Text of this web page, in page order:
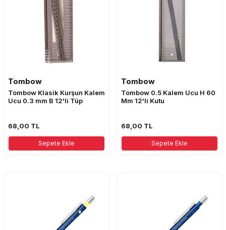
Tombow
Tombow Klasik Kurşun Kalem
Ucu 0.3 mm B 12'li Tüp
68,00 TL
Sepete Ekle
Tombow
Tombow 0.5 Kalem Ucu H 60
Mm 12'li Kutu
68,00 TL
Sepete Ekle